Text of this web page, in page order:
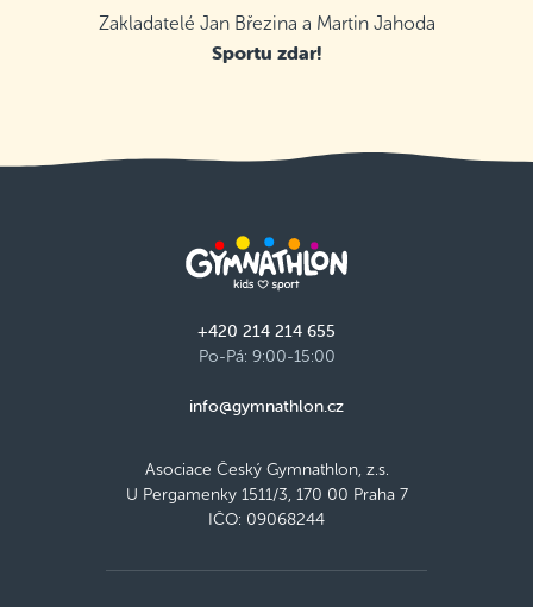
Zakladatelé Jan Březina a Martin Jahoda
Sportu zdar!
+420 214 214 655
Po-Pá: 9:00-15:00
info@gymnathlon.cz
Asociace Český Gymnathlon, z.s.
U Pergamenky 1511/3, 170 00 Praha 7
IČO: 09068244